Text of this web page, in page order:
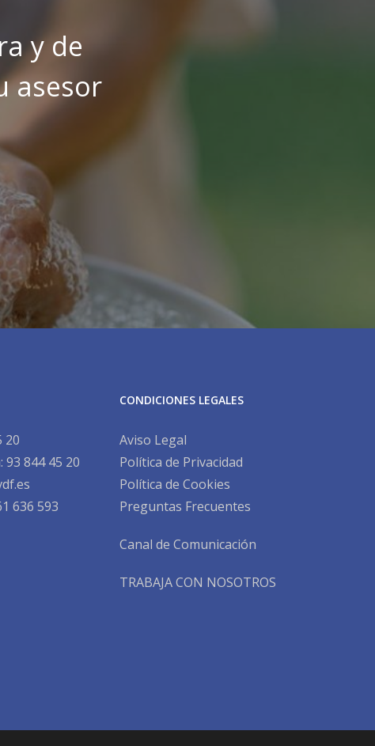
y de
asesor
20
93 844 45 20
636 593
CONDICIONES LEGALES
Aviso Legal
Política de Privacidad
Política de Cookies
Preguntas Frecuentes
Canal de Comunicación
TRABAJA CON NOSOTROS